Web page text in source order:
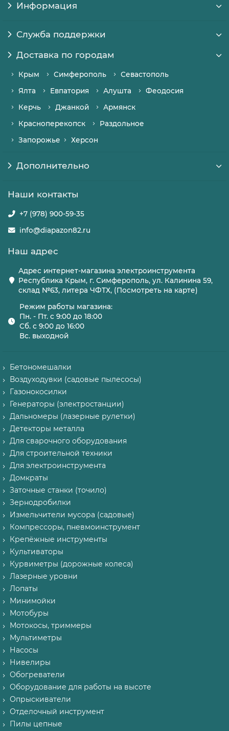
Информация
Служба поддержки
Доставка по городам
Крым Симферополь
Севастополь
Ялта
Евпатория Алушта
Феодосия
Керчь
Джанкой
Армянск
Красноперекопск
Раздольное
Запорожье
Херсон
Дополнительно
Наши контакты
+7 (978) 900-59-35
info@diapazon82.ru
Наш адрес
Адрес интернет-магазина электроинструмента
Республика Крым, г. Симферополь, ул. Калинина 59,
склад №63, литера ЧФТХ, (Посмотреть на карте)
Режим работы магазина:
Пн. - Пт. с 9:00 до 18:00
Сб. с 9:00 до 16:00
Вс. выходной
Бетономешалки
Воздуходувки (садовые пылесосы)
Газонокосилки
Генераторы (электростанции)
Дальномеры (лазерные рулетки)
Детекторы металла
Для сварочного оборудования
Для строительной техники
Для электроинструмента
Домкраты
Заточные станки (точило)
Зернодробилки
Измельчители мусора (садовые)
Компрессоры, пневмоинструмент
Крепёжные инструменты
Культиваторы
Курвиметры (дорожные колеса)
Лазерные уровни
Лопаты
Минимойки
Мотобуры
Мотокосы, триммеры
Мультиметры
Насосы
Нивелиры
Обогреватели
Оборудование для работы на высоте
Опрыскиватели
Отделочный инструмент
Пилы цепные